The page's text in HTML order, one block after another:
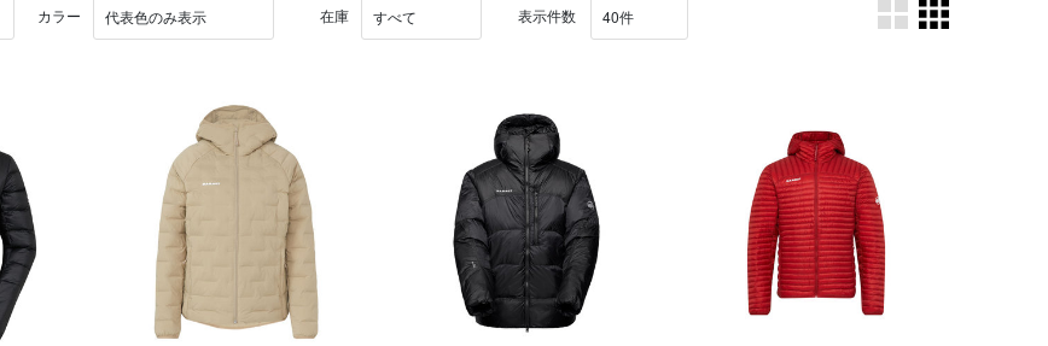
カラー 在庫 表示件数